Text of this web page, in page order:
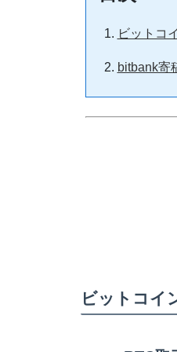
ビットコ
bitbank寄
ビットコイ